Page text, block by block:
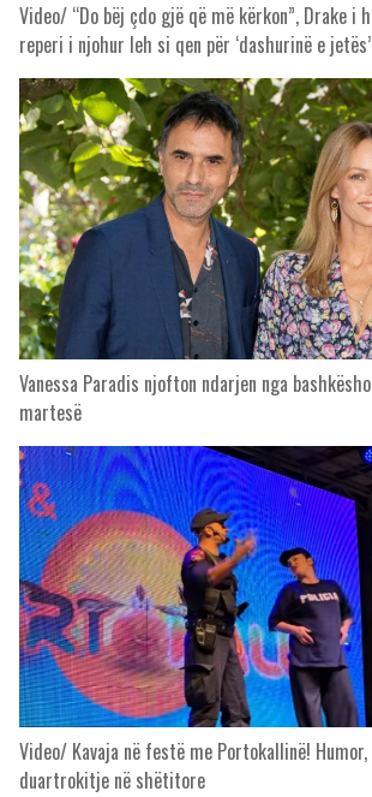
Video/ “Do bëj çdo gjë që më kërkon”, Drake i
reperi i njohur leh si qen për ‘dashurinë e jetës’
Vanessa Paradis njofton ndarjen nga
martesë
Video/ Kavaja në festë me Portokallinë!
duartrokitje në shëtitore